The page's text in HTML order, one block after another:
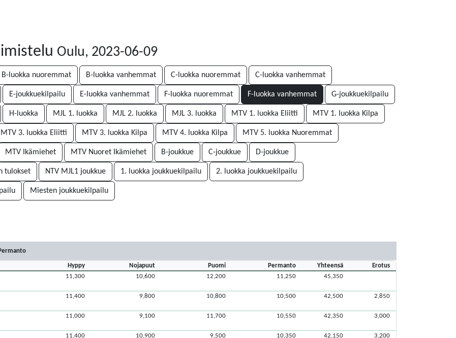
Oulu, 2023-06-09
B-luokka nuoremmat B-luokka vanhemmat C-luokka nuoremmat C-luokka vanhemmat
E-joukkuekilpailu E-luokka vanhemmat F-luokka nuoremmat F-luokka vanhemmat G-joukkuekilpailu
H-luokka MJL 1. luokka MJL 2. luokka MJL 3. luokka MTV 1. luokka Eliitti MTV 1. luokka Kilpa
MTV 3. luokka Eliitti MTV 3. luokka Kilpa MTV 4. luokka Kilpa MTV 5. luokka Nuoremmat
MTV Ikämiehet MTV Nuoret Ikämiehet B-joukkue C-joukkue D-joukkue
tulokset NTV MJL1 joukkue 1. luokka joukkuekilpailu 2. luokka joukkuekilpailu
Miesten joukkuekilpailu
Hyppy Nojapuut Puomi Permanto Yhteensä
Erotus
11,300 10,600 12,200 11,250 45,350
11,400 9,800 10,800 10,500 42,500 2,850
11,000 9,100 11,700 10,550 42,350 3,000
11,400 10,900 9,500 10,350 42,150 3,200